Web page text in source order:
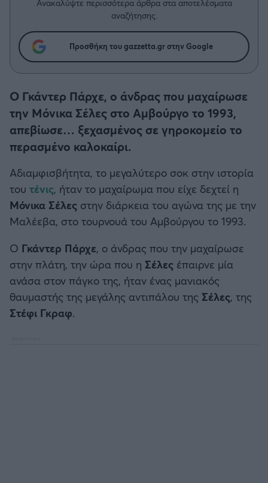
Δημήτρης Τσορμπατζόγλου
Λεβαδειακός
Βόλος
Ατρόμητος Αθηνών
Κηφισιά
Αστέρας Τρίπολης
Παναιτωλικός
Καλαμάτα
Συνεντεύξεις
Μια Ιστορία από την Πόλη
Ανακαλύψτε περισσότερα άρθρα στα αποτελέσματα
αναζήτησης.
Προσθήκη του gazzetta.gr στην Google
Ο Γκάντερ Πάρχε, ο άνδρας που μαχαίρωσε
την Μόνικα Σέλες στο Αμβούργο το 1993,
απεβίωσε… ξεχασμένος σε γηροκομείο το
περασμένο καλοκαίρι.
Αδιαμφισβήτητα, το μεγαλύτερο σοκ στην ιστορία
του τένις, ήταν το μαχαίρωμα που είχε δεχτεί η
Μόνικα Σέλες στην διάρκεια του αγώνα της με την
Μαλέεβα, στο τουρνουά του Αμβούργου το 1993.
Ο Γκάντερ Πάρχε, ο άνδρας που την μαχαίρωσε
στην πλάτη, την ώρα που η Σέλες έπαιρνε μία
ανάσα στον πάγκο της, ήταν ένας μανιακός
θαυμαστής της μεγάλης αντιπάλου της Σέλες, της
Στέφι Γκραφ.